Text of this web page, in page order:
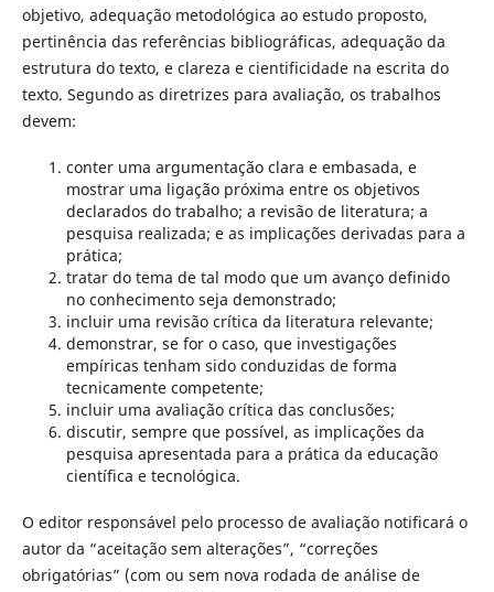
objetivo, adequação metodológica ao estudo proposto,
pertinência das referências bibliográficas, adequação da
estrutura do texto, e clareza e cientificidade na escrita do
texto. Segundo as diretrizes para avaliação, os trabalhos
devem:
conter uma argumentação clara e embasada, e
mostrar uma ligação próxima entre os objetivos
declarados do trabalho; a revisão de literatura; a
pesquisa realizada; e as implicações derivadas para a
prática;
tratar do tema de tal modo que um avanço definido
no conhecimento seja demonstrado;
incluir uma revisão crítica da literatura relevante;
demonstrar, se for o caso, que investigações
empíricas tenham sido conduzidas de forma
tecnicamente competente;
incluir uma avaliação crítica das conclusões;
discutir, sempre que possível, as implicações da
pesquisa apresentada para a prática da educação
científica e tecnológica.
O editor responsável pelo processo de avaliação notificará o
autor da “aceitação sem alterações”, “correções
obrigatórias” (com ou sem nova rodada de análise de